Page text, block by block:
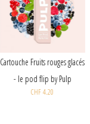
Cartouche Fruits
- le pod flip
| 50 ml
19.90